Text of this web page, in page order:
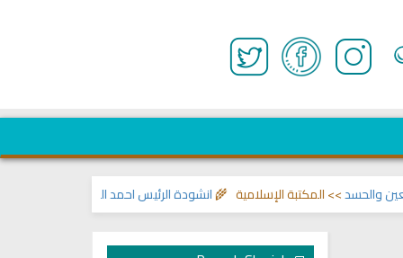
انشودة الرئيس احمد الشرع>> اناشيد ابراهيم >> المكتبة الإسلامية 🌾